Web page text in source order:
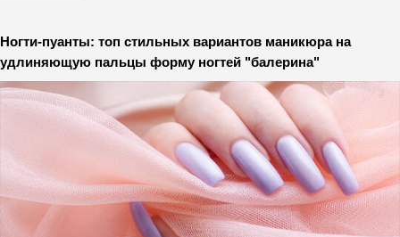
Ногти-пуанты: топ стильных вариантов маникюра на
удлиняющую пальцы форму ногтей "балерина"